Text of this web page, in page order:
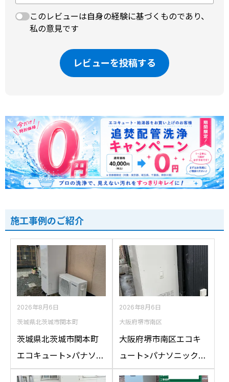
このレビューは自身の経験に基づくものであり、
私の意見です
レビューを投稿する
施工事例のご紹介
2026年8月6日
茨城県北茨城市関本町
茨城県北茨城市関本町
エコキュート>パナソニ
ック交換工事施工事
2026年8月6日
大阪府堺市南区
大阪府堺市南区エコキ
ュート>パナソニック交
換工事施工事例：パナ